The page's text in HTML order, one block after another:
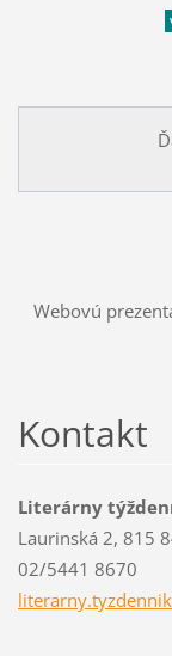
Webovú
Kontakt
Literárny
Laurinská 2, 815
02/5441 8670
literarny.tyzden